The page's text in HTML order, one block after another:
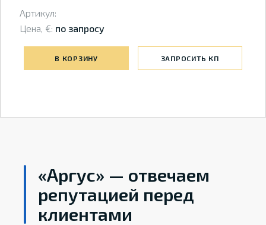
Артикул:
Цена, €: по запросу
В КОРЗИНУ ЗАПРОСИТЬ КП
«Аргус» — отвечаем
репутацией перед
клиентами